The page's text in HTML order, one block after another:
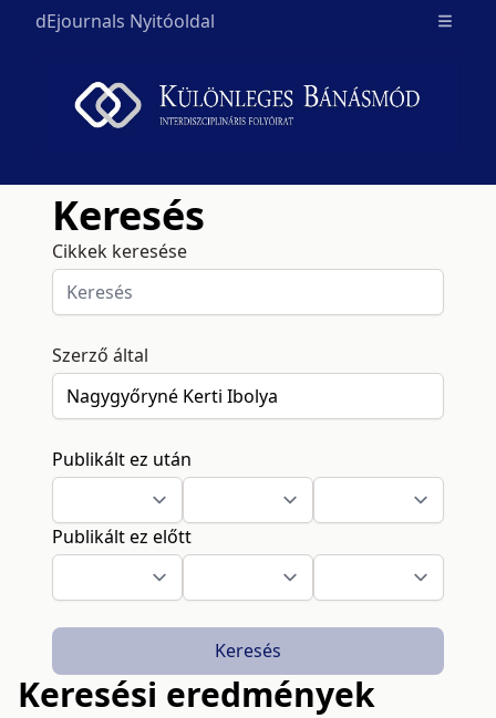
dEjournals Nyitóoldal Open
Keresés
Cikkek keresése
Szerző által
Publikált ez után
Publikált ez előtt
Keresés
Keresési eredmények